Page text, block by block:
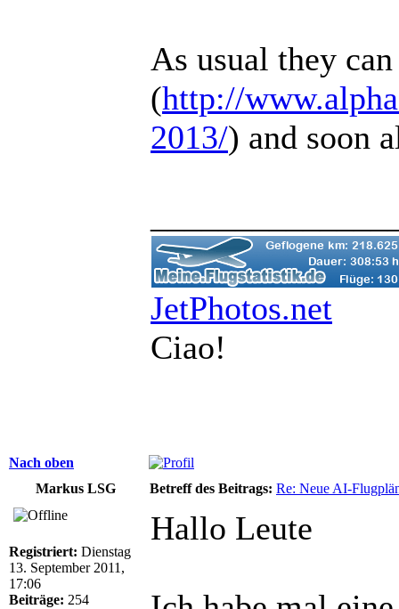
As usual they
(http://
2013/) and soon
JetPhotos.net
Ciao!
Nach oben
Markus LSG
Betreff des Beitrags: Re: Neue AI-
Registriert: Dienstag
13. September 2011,
17:06
Beiträge: 254
Hallo Leute